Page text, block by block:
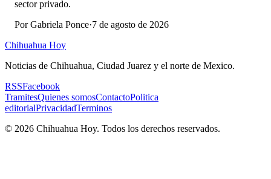
sector privado.
PorGabriela Ponce·7 de agosto de 2026
Chihuahua Hoy
Noticias de Chihuahua, Ciudad Juarez y el norte de Mexico.
RSSFacebook
TramitesQuienes somosContactoPolitica
editorialPrivacidadTerminos
© 2026 Chihuahua Hoy. Todos los derechos reservados.